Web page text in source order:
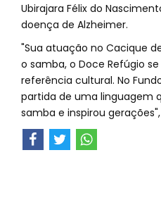
Ubirajara Félix do
doença de Alzheimer.
"Sua atuação no Cacique
o samba, o Doce Refúgio
referência cultural. No
partida de uma linguagem
samba e inspirou